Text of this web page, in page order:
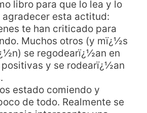
libro para que lo lea y lo
agradecer esta actitud:
te han criticado para
Muchos otros (y mï¿½s
se regodearï¿½an en
y se rodearï¿½an
estado comiendo y
de todo. Realmente se